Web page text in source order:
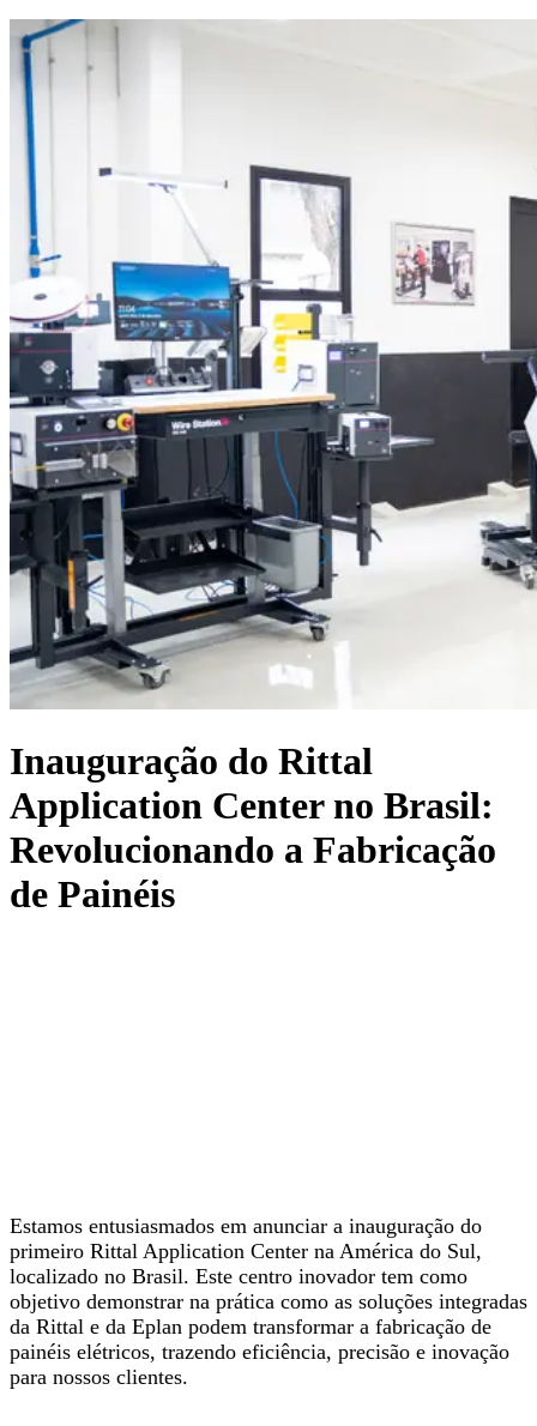
Inauguração do Rittal
Application Center no Brasil:
Revolucionando a Fabricação
de Painéis
Estamos entusiasmados em anunciar a inauguração do
primeiro Rittal Application Center na América do Sul,
localizado no Brasil. Este centro inovador tem como
objetivo demonstrar na prática como as soluções integradas
da Rittal e da Eplan podem transformar a fabricação de
painéis elétricos, trazendo eficiência, precisão e inovação
para nossos clientes.